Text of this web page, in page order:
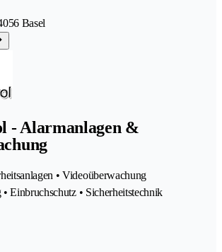
Basel
- Alarmanlagen &
• Videoüberwachung
• Einbruchschutz • Sicherheitstechnik